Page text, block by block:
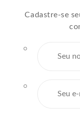
Cadastre-se